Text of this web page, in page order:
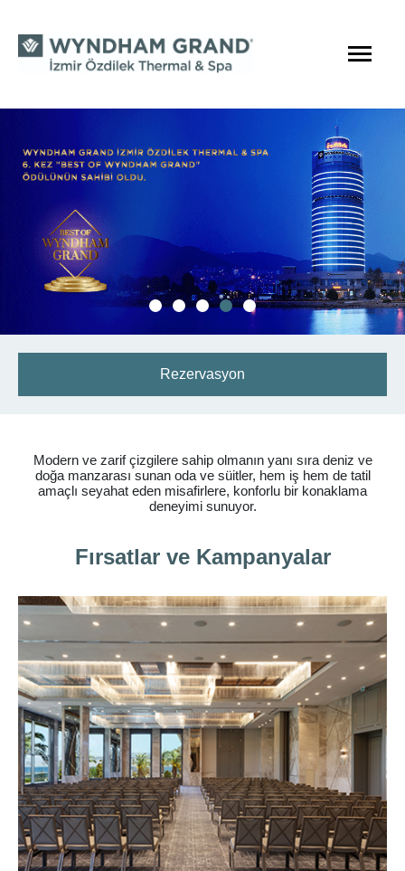
Rezervasyon
Modern ve zarif çizgilere sahip olmanın yanı sıra deniz ve
doğa manzarası sunan oda ve süitler, hem iş hem de tatil
amaçlı seyahat eden misafirlere, konforlu bir konaklama
deneyimi sunuyor.
Fırsatlar ve Kampanyalar